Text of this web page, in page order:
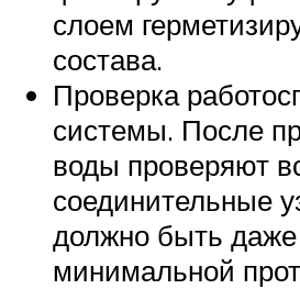
слоем
состава.
Проверка
системы. После
воды проверяют
соединительные
должно быть даже
минимальной